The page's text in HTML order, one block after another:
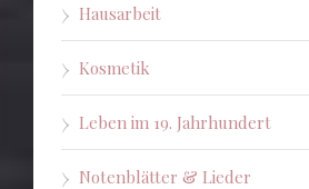
Hausarbeit
Kosmetik
Leben im 19. Jahrhundert
Notenblätter & Lieder